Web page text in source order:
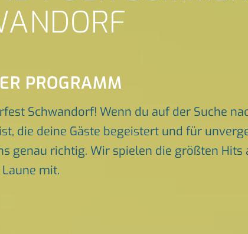
PROGRAMM
Schwandorf! Wenn du auf der Suche
die deine Gäste begeistert und für
genau richtig. Wir spielen die größten Hits
Laune mit.